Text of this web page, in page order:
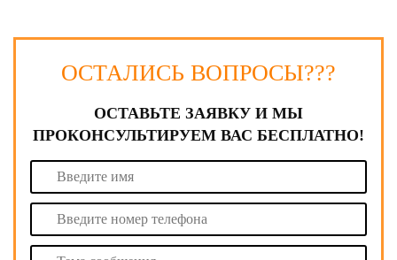
ОСТАЛИСЬ ВОПРОСЫ???
ОСТАВЬТЕ ЗАЯВКУ И МЫ
ПРОКОНСУЛЬТИРУЕМ ВАС БЕСПЛАТНО!